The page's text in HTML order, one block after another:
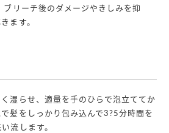
リーチ後のダメージやきしみを抑
ます。
湿らせ、適量を手のひらで泡立ててか
髪をしっかり包み込んで3?5分時間を
流します。